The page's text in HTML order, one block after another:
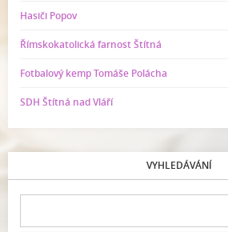
Hasiči Popov
Římskokatolická farnost Štítná
Fotbalový kemp Tomáše Polácha
SDH Štítná nad Vláří
VYHLEDÁVÁNÍ